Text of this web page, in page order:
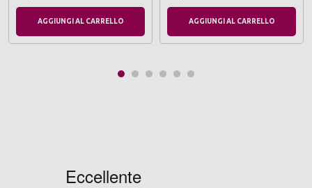
AGGIUNGI AL CARRELLO AGGIUNGI AL CARRELLO